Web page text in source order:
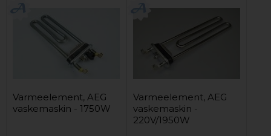
Varmeelement, AEG
vaskemaskin - 1750W
Varmeelement, AEG
vaskemaskin -
220V/1950W